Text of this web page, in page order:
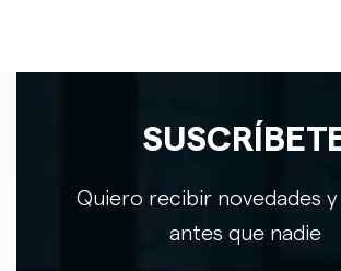
Quiero recibir novedades
antes que nadie